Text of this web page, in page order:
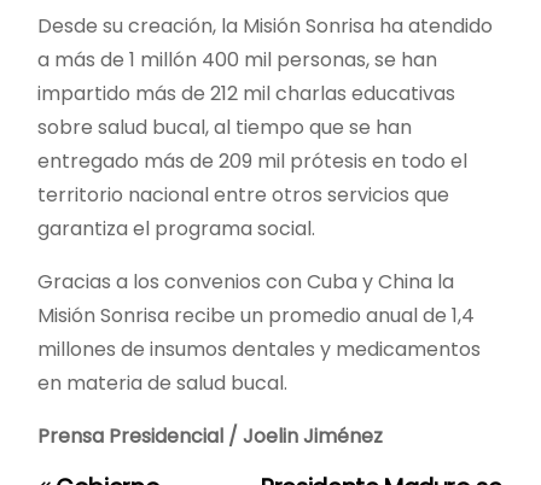
Desde su creación, la Misión Sonrisa ha atendido
a más de 1 millón 400 mil personas, se han
impartido más de 212 mil charlas educativas
sobre salud bucal, al tiempo que se han
entregado más de 209 mil prótesis en todo el
territorio nacional entre otros servicios que
garantiza el programa social.
Gracias a los convenios con Cuba y China la
Misión Sonrisa recibe un promedio anual de 1,4
millones de insumos dentales y medicamentos
en materia de salud bucal.
Prensa Presidencial / Joelin Jiménez